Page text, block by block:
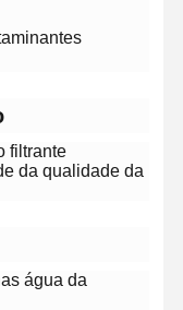
filtrante
da qualidade da
água da